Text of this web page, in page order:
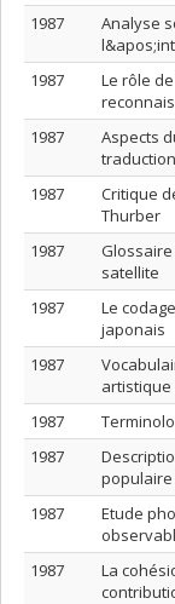
1987
Analyse
1987
Le rôle
1987
Aspects
1987
Critique
Thurber
1987
satellite
1987
Le
japonais
1987
1987
1987
populaire
1987
Etude
1987
La